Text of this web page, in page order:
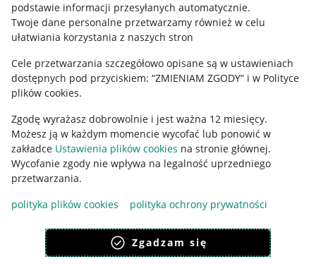
podstawie informacji przesyłanych automatycznie.
Twoje dane personalne przetwarzamy również w celu
ułatwiania korzystania z naszych stron
Cele przetwarzania szczegółowo opisane są w ustawieniach
dostępnych pod przyciskiem: “ZMIENIAM ZGODY” i w Polityce
plików cookies.
Zgodę wyrażasz dobrowolnie i jest ważna 12 miesięcy.
Możesz ją w każdym momencie wycofać lub ponowić w
zakładce Ustawienia plików cookies na stronie głównej.
Wycofanie zgody nie wpływa na legalność uprzedniego
przetwarzania.
polityka plików cookies
polityka ochrony prywatności
Zgadzam się
Polityka plików "cookies"
Ustawienia plików "cookies"
Udostępnianie lokalizacji
Informacje dla Aktu o Usługach Cyfrowych
Pobierz aplikację